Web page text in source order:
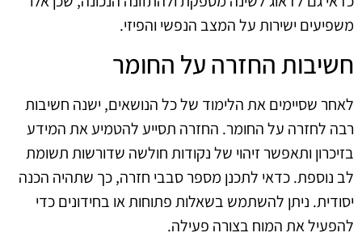
משפיעים ישירות על המצב הנפשי והפיזי.
חשיבות החזרה על החומר
לאחר שסיימים את הלימוד של כל הנושאים, ישנה חשיבות
רבה לחזרה על החומר. החזרה תסייע להטמיע את המידע
בזיכרון ותאפשר זיהוי של נקודות חולשה שדורשות תשומת
לב נוספת. כדאי לתכנן מספר סבבי חזרה, כך שתהיה הכנה
יסודית. ניתן להשתמש בשאלות פתוחות או בחידונים כדי
להפעיל את המוח בצורה פעילה.